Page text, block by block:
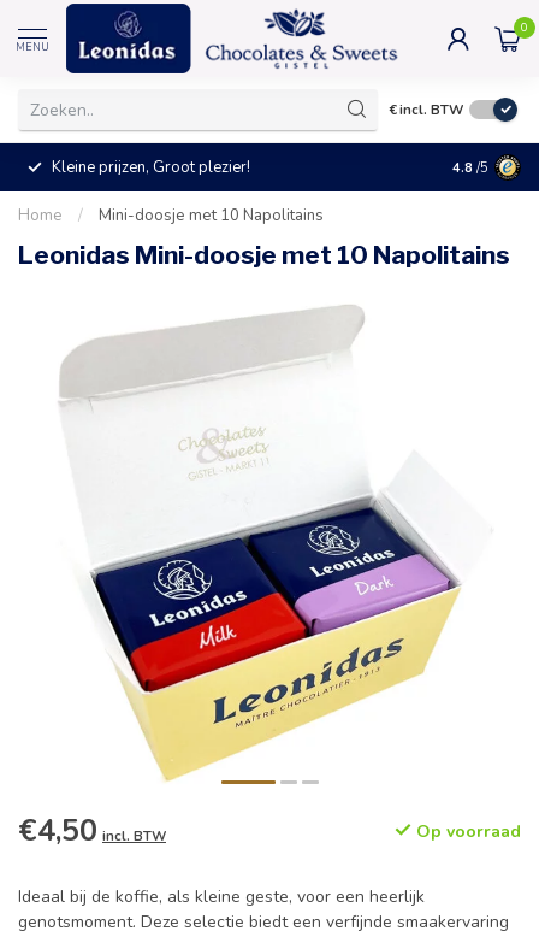
MENU
0
€incl. BTW
Kleine prijzen, Groot plezier! 4.8 /5
Home / Mini-doosje met 10 Napolitains
Leonidas Mini-doosje met 10 Napolitains
€4,50 incl. BTW Op voorraad
Ideaal bij de koffie, als kleine geste, voor een heerlijk
genotsmoment. Deze selectie biedt een verfijnde smaakervaring